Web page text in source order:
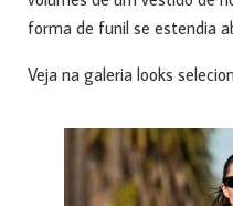
forma de funil se estendia
Veja na galeria looks